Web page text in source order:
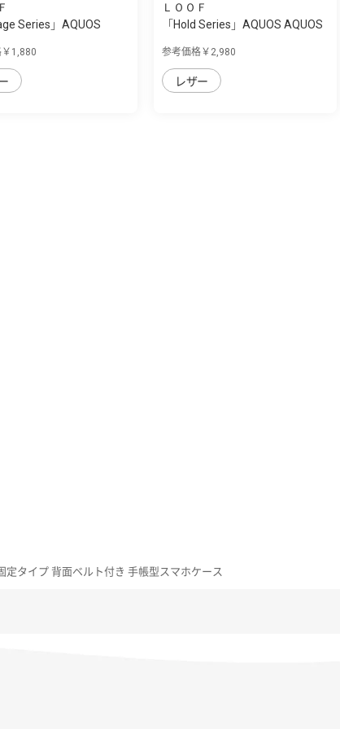
Series」AQUOS
1,880
ＬＯＯＦ
「Hold Series」AQUOS AQUOS
参考価格￥2,980
レザー
定タイプ 背面ベルト付き 手帳型スマホケース